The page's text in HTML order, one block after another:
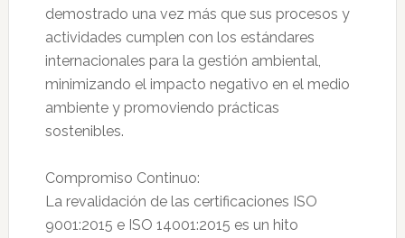
demostrado una vez más que sus procesos y
actividades cumplen con los estándares
internacionales para la gestión ambiental,
minimizando el impacto negativo en el medio
ambiente y promoviendo prácticas
sostenibles.
Compromiso Continuo:
La revalidación de las certificaciones ISO
9001:2015 e ISO 14001:2015 es un hito